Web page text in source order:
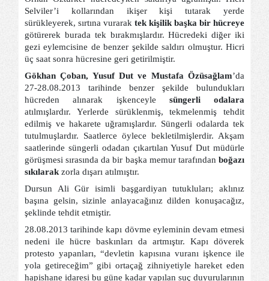
Selviler’i kollarından ikişer kişi tutarak yerde
sürükleyerek, sırtına vurarak tek kişilik başka bir hücreye
götürerek burada tek bırakmışlardır. Hücredeki diğer iki
gezi eylemcisine de benzer şekilde saldırı olmuştur. Hicri
üç saat sonra hücresine geri getirilmiştir.
Gökhan Çoban, Yusuf Dut ve Mustafa Özüsağlam’da
27-28.08.2013 tarihinde benzer şekilde bulundukları
hücreden alınarak işkenceyle süngerli odalara
atılmışlardır. Yerlerde sürüklenmiş, tekmelenmiş tehdit
edilmiş ve hakarete uğramışlardır. Süngerli odalarda tek
tutulmuşlardır. Saatlerce öylece bekletilmişlerdir. Akşam
saatlerinde süngerli odadan çıkartılan Yusuf Dut müdürle
görüşmesi sırasında da bir başka memur tarafından boğazı
sıkılarak zorla dışarı atılmıştır.
Dursun Ali Gür isimli başgardiyan tutukluları; aklınız
başına gelsin, sizinle anlayacağınız dilden konuşacağız,
şeklinde tehdit etmiştir.
28.08.2013 tarihinde kapı dövme eyleminin devam etmesi
nedeni ile hücre baskınları da artmıştır. Kapı döverek
protesto yapanları, “devletin kapısına vuranı işkence ile
yola getireceğim” gibi ortaçağ zihniyetiyle hareket eden
hapishane idaresi bu güne kadar yapılan suç duyurularının